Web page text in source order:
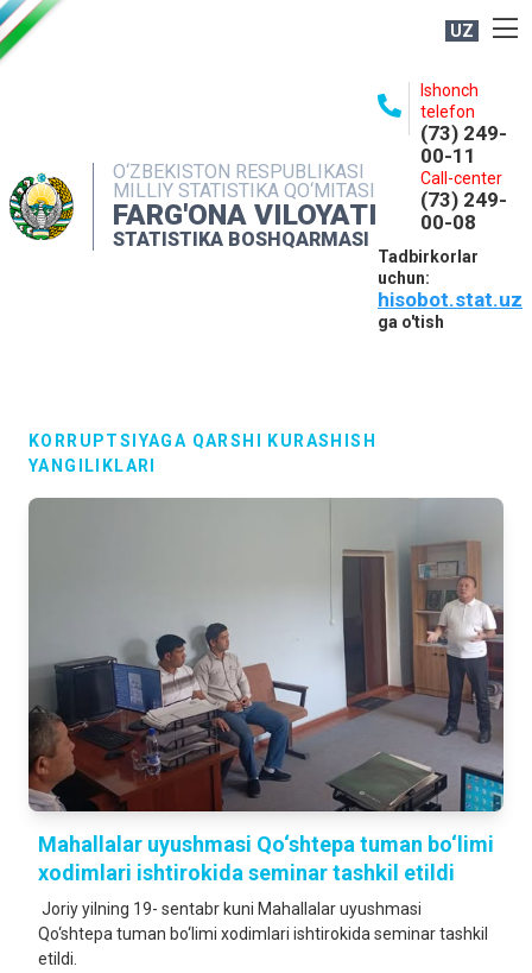
UZ
O‘ZBEKISTON RESPUBLIKASI
MILLIY STATISTIKA QO‘MITASI
FARG'ONA VILOYATI
STATISTIKA BOSHQARMASI
Ishonch
telefon
(73) 249-
00-11
Call-center
(73) 249-
00-08
Tadbirkorlar
uchun:
hisobot.stat.uz
ga o'tish
NASHRLAR
INTERAKTIV XIZMATLAR
MATBUOT XIZMATI
KORRUPTSIYAGA QARSHI KURASHISH
YANGILIKLARI
Mahallalar uyushmasi Qo‘shtepa tuman bo‘limi
xodimlari ishtirokida seminar tashkil etildi
Joriy yilning 19- sentabr kuni Mahallalar uyushmasi
Qo‘shtepa tuman bo‘limi xodimlari ishtirokida seminar tashkil
etildi.